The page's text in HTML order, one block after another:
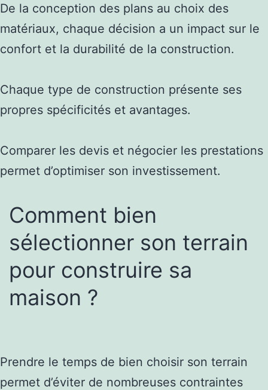
De la conception des plans au choix des
matériaux, chaque décision a un impact sur le
confort et la durabilité de la construction.
Chaque type de construction présente ses
propres spécificités et avantages.
Comparer les devis et négocier les prestations
permet d’optimiser son investissement.
Comment bien
sélectionner son terrain
pour construire sa
maison ?
Prendre le temps de bien choisir son terrain
permet d’éviter de nombreuses contraintes